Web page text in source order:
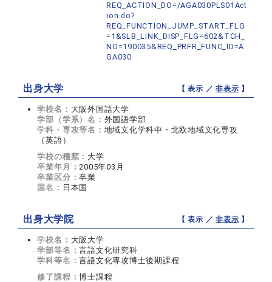
REQ_ACTION_DO=/AGA030PLS01Act
ion.do?
REQ_FUNCTION_JUMP_START_FLG
=1&SLB_LINK_DISP_FLG=602&TCH_
NO=190035&REQ_PRFR_FUNC_ID=A
GA030
出身大学 【 表示 ／非表示 】
学校名： 大阪外国語大学
学部（学系）名： 外国語学部
学科・専攻等名： 地域文化学科中・北欧地域文化専攻
（英語）
学校の種類： 大学
卒業年月：2005年03月
卒業区分：卒業
国名： 日本国
出身大学院 【 表示 ／非表示 】
学校名： 大阪大学
学部等名：言語文化研究科
学科等名：言語文化専攻博士後期課程
修了課程：博士課程